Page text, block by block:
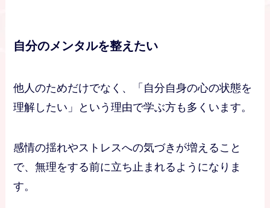
自分のメンタルを整えたい
他人のためだけでなく、「自分自身の心の状態を
理解したい」という理由で学ぶ方も多くいます。
感情の揺れやストレスへの気づきが増えること
で、無理をする前に立ち止まれるようになりま
す。